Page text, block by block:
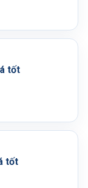
tốt
tốt